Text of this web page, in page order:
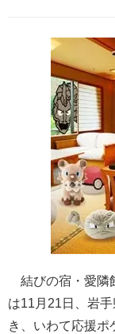
結びの宿・愛隣
は11月21日、岩
き、いわて応援ポ